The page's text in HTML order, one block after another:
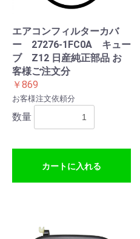
エアコンフィルターカバ
ー 27276-1FC0A キュー
ブ Z12 日産純正部品 お
客様ご注文分
￥869
お客様注文依頼分
数量
カートに入れる